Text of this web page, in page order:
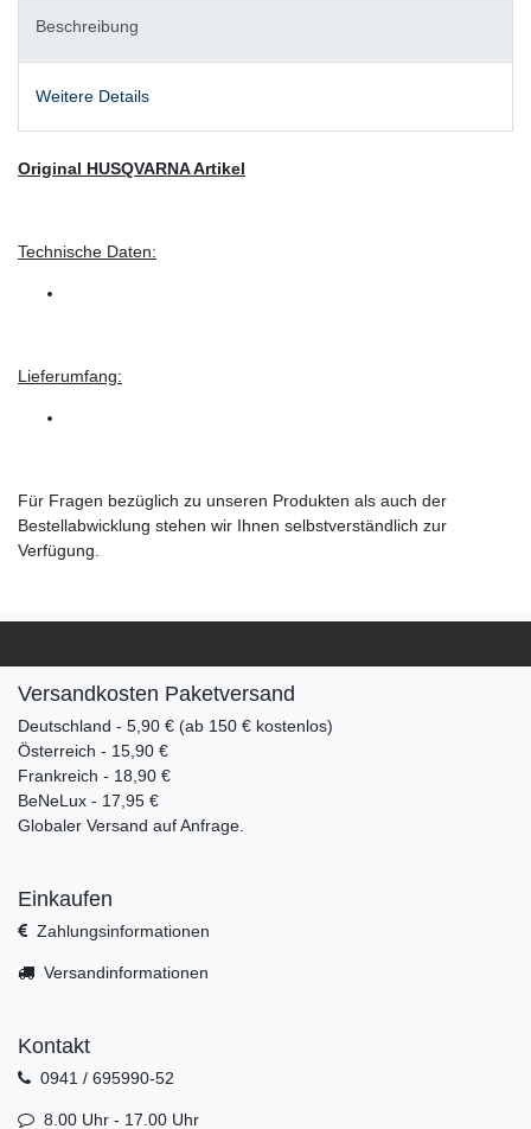
Beschreibung
Weitere Details
Original HUSQVARNA Artikel
Technische Daten:
Lieferumfang:
Für Fragen bezüglich zu unseren Produkten als auch der
Bestellabwicklung stehen wir Ihnen selbstverständlich zur
Verfügung.
Versandkosten Paketversand
Deutschland - 5,90 € (ab 150 € kostenlos)
Österreich - 15,90 €
Frankreich - 18,90 €
BeNeLux - 17,95 €
Globaler Versand auf Anfrage.
Einkaufen
Zahlungsinformationen
Versandinformationen
Kontakt
0941 / 695990-52
8.00 Uhr - 17.00 Uhr